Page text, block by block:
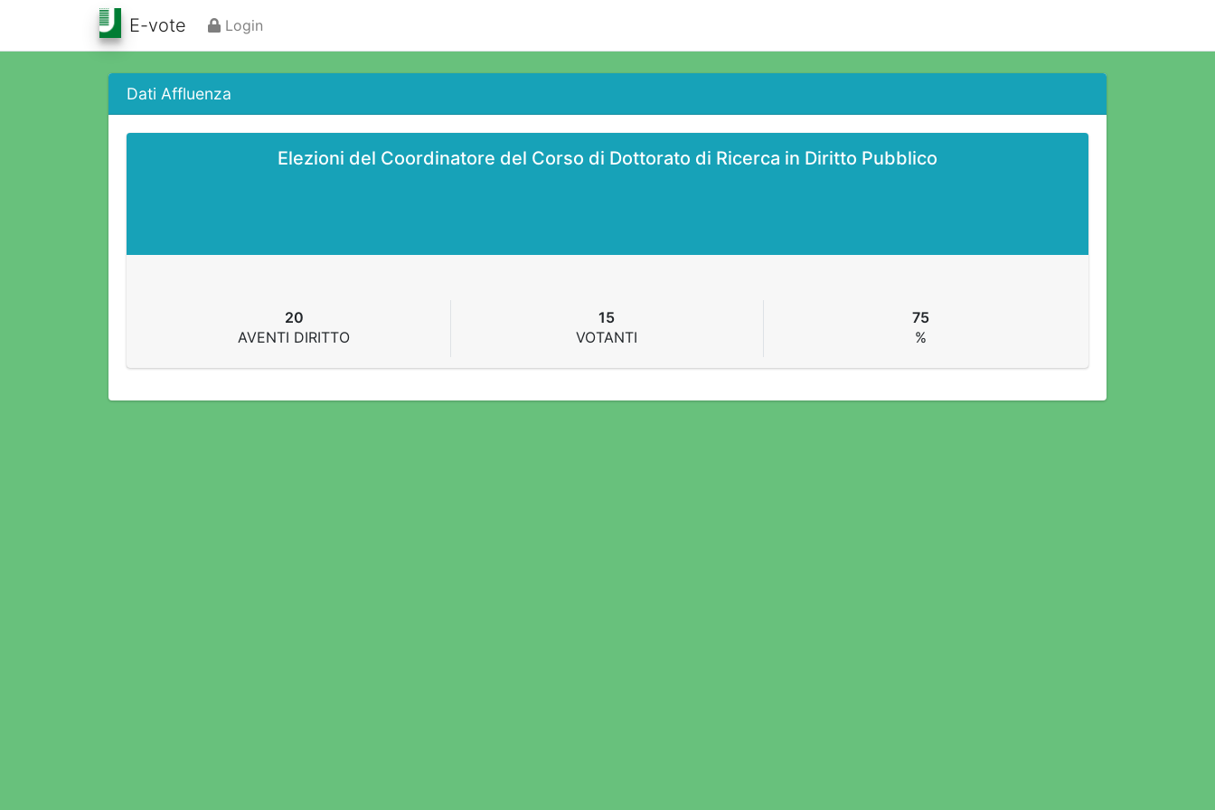
E-vote Login
Dati Affluenza
Elezioni del Coordinatore del Corso di Dottorato di Ricerca in Diritto Pubblico
20
AVENTI DIRITTO
15
VOTANTI
75
%